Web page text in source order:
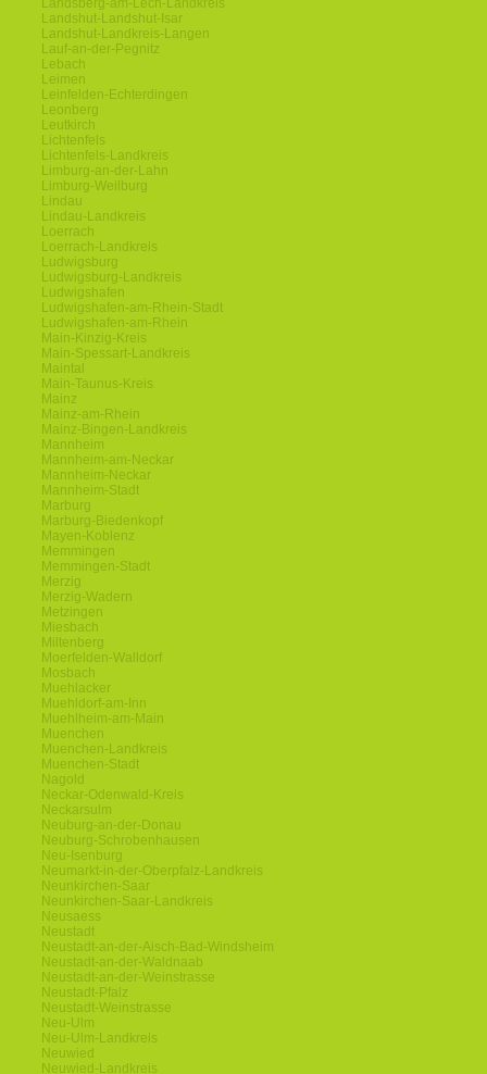
Landsberg-am-Lech-Landkreis
Landshut-Landshut-Isar
Landshut-Landkreis-Langen
Lauf-an-der-Pegnitz
Lebach
Leimen
Leinfelden-Echterdingen
Leonberg
Leutkirch
Lichtenfels
Lichtenfels-Landkreis
Limburg-an-der-Lahn
Limburg-Weilburg
Lindau
Lindau-Landkreis
Loerrach
Loerrach-Landkreis
Ludwigsburg
Ludwigsburg-Landkreis
Ludwigshafen
Ludwigshafen-am-Rhein-Stadt
Ludwigshafen-am-Rhein
Main-Kinzig-Kreis
Main-Spessart-Landkreis
Maintal
Main-Taunus-Kreis
Mainz
Mainz-am-Rhein
Mainz-Bingen-Landkreis
Mannheim
Mannheim-am-Neckar
Mannheim-Neckar
Mannheim-Stadt
Marburg
Marburg-Biedenkopf
Mayen-Koblenz
Memmingen
Memmingen-Stadt
Merzig
Merzig-Wadern
Metzingen
Miesbach
Miltenberg
Moerfelden-Walldorf
Mosbach
Muehlacker
Muehldorf-am-Inn
Muehlheim-am-Main
Muenchen
Muenchen-Landkreis
Muenchen-Stadt
Nagold
Neckar-Odenwald-Kreis
Neckarsulm
Neuburg-an-der-Donau
Neuburg-Schrobenhausen
Neu-Isenburg
Neumarkt-in-der-Oberpfalz-Landkreis
Neunkirchen-Saar
Neunkirchen-Saar-Landkreis
Neusaess
Neustadt
Neustadt-an-der-Aisch-Bad-Windsheim
Neustadt-an-der-Waldnaab
Neustadt-an-der-Weinstrasse
Neustadt-Pfalz
Neustadt-Weinstrasse
Neu-Ulm
Neu-Ulm-Landkreis
Neuwied
Neuwied-Landkreis